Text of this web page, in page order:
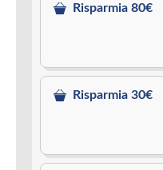
Risparmia 80€
Risparmia 30€